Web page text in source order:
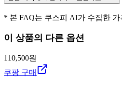
* 본 FAQ는 쿠스피 AI가 수집한
이 상품의 다른 옵션
110,500원
쿠팡 구매